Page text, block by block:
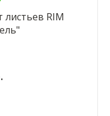
листьев RIM